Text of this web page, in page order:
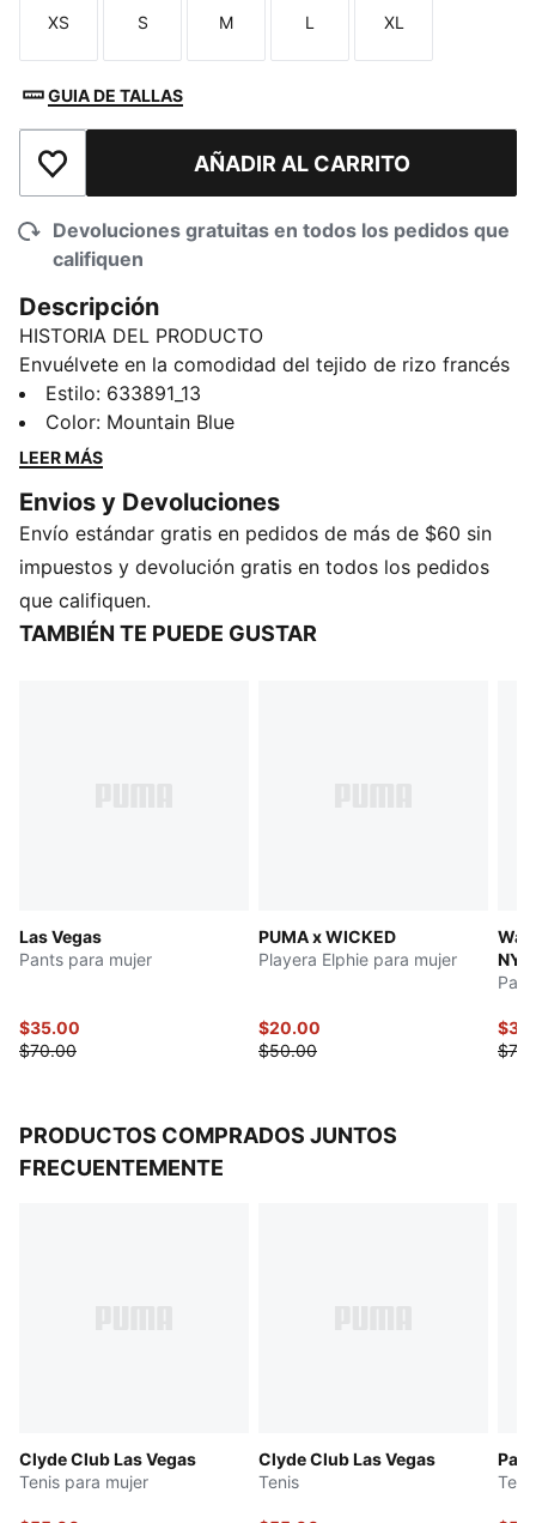
Talla
XS
Talla
S
Talla
M
Talla
L
Talla
XL
GUIA DE TALLAS
Añadir a la lista de deseosAÑADIR AL CARRITO
Devoluciones gratuitas en todos los pedidos que
califiquen
Descripción
HISTORIA DEL PRODUCTO
Envuélvete en la comodidad del tejido de rizo francés
oversize Diseñada con un corte holgado, esta
sudadera con capucha es perfecta para llevar a capas
o informal. Ya sea que vayas por un café o salgas con
look relajado y sin complicaciones. Siempre en tu
punto, siempre PUMA
DETALLES
Corte: Oversize
Material principal: tejido de rizo francés
Estilo: 633891_13
Color: Mountain Blue
LEER MÁS
Envios y Devoluciones
Envío estándar gratis en pedidos de más de $60 sin
impuestos y devolución gratis en todos los pedidos
que califiquen.
TAMBIÉN TE PUEDE GUSTAR
Las Vegas
Pants para mujer
$35.00
$70.00
PUMA x WICKED
Playera Elphie para mujer
$20.00
$50.00
NYC
PRODUCTOS COMPRADOS JUNTOS
FRECUENTEMENTE
Clyde Club Las Vegas
Tenis para mujer
Clyde Club Las Vegas
Tenis